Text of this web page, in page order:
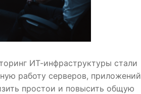
ИТ-инфраструктуры стали
работу серверов, приложений
простои и повысить общую